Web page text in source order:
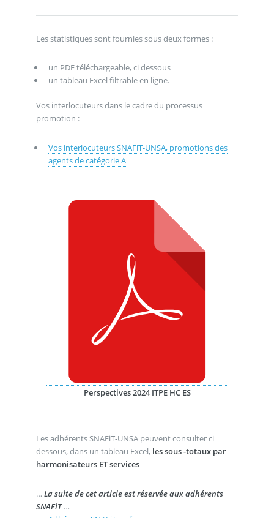
Les statistiques sont fournies sous deux formes :
un PDF téléchargeable, ci dessous
un tableau Excel filtrable en ligne.
Vos interlocuteurs dans le cadre du processus
promotion :
Vos interlocuteurs SNAFiT-UNSA, promotions des
agents de catégorie A
Perspectives 2024 ITPE HC ES
Les adhérents SNAFiT-UNSA peuvent consulter ci
dessous, dans un tableau Excel, les sous -totaux par
harmonisateurs ET services
… La suite de cet article est réservée aux adhérents
SNAFiT…